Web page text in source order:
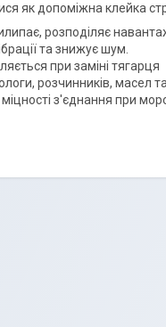
як допоміжна клейка
розподіляє
та знижує шум.
при заміні тягарця
розчинників, масел
з'єднання при